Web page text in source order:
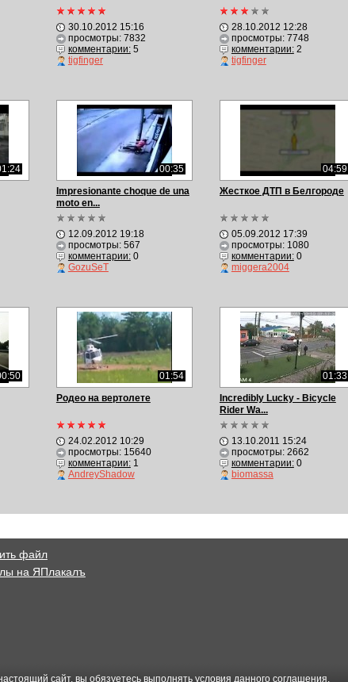
30.10.2012 15:16
просмотры: 7832
комментарии:5
tigfinger
28.10.2012 12:28
просмотры: 7748
комментарии:2
tigfinger
00:35
Impresionante choque de una
moto en...
12.09.2012 19:18
просмотры: 567
комментарии:0
GozuSeT
04:59
Жесткое ДТП в Белгороде
05.09.2012 17:39
просмотры: 1080
комментарии:0
miggera2004
01:54
Родео на вертолете
24.02.2012 10:29
просмотры: 15640
комментарии:1
AndreyShadow
01:33
Incredibly Lucky - Bicycle
Rider Wa...
13.10.2011 15:24
просмотры: 2662
комментарии:0
biomassa
файл
на ЯПлакалъ
сайт, вы обязуетесь выполнять условия данного соглашения.